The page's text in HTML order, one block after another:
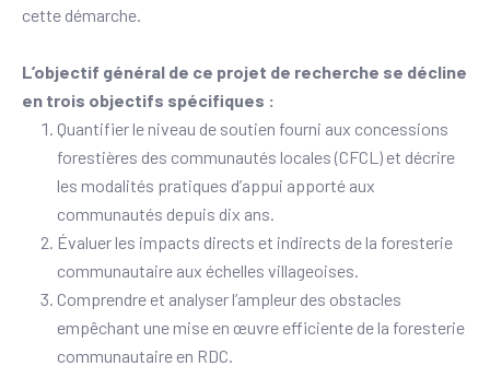
cette démarche.
L’objectif général de ce projet de recherche se décline
en trois objectifs spécifiques :
Quantifier le niveau de soutien fourni aux concessions
forestières des communautés locales (CFCL) et décrire
les modalités pratiques d’appui apporté aux
communautés depuis dix ans.
Évaluer les impacts directs et indirects de la foresterie
communautaire aux échelles villageoises.
Comprendre et analyser l’ampleur des obstacles
empêchant une mise en œuvre efficiente de la foresterie
communautaire en RDC.